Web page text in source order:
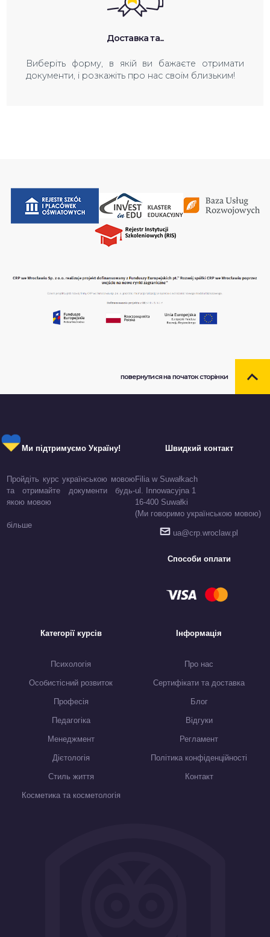
Доставка та...
Виберіть форму, в якій ви бажаєте отримати
документи, і розкажіть про нас своїм близьким!
повернутися на початок сторінки
Ми підтримуємо Україну!
Пройдіть курс українською мовою
та отримайте документи будь-
якою мовою
більше
Категорії курсів
Психологія
Особистісний розвиток
Професія
Педагогіка
Менеджмент
Дієтологія
Стиль життя
Косметика та косметологія
Інформація
Про нас
Сертифікати та доставка
Блог
Відгуки
Регламент
Політика конфіденційності
Контакт
Швидкий контакт
Filia w Suwałkach
ul. Innowacyjna 1
16-400 Suwałki
(Ми говоримо українською мовою)
ua@crp.wroclaw.pl
Способи оплати